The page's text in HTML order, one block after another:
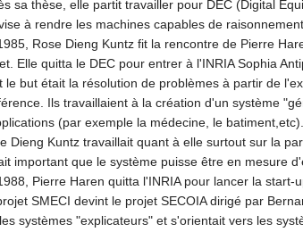
sa thèse, elle partit travailler pour DEC (Digital
à rendre les machines capables de
Rose Dieng Kuntz fit la rencontre de Pierre
Elle quitta le DEC pour entrer à l'INRIA Sophia
le but était la résolution de problèmes à partir de
Ils travaillaient à la création d'un système
(par exemple la médecine, le batiment,etc).
Dieng Kuntz travaillait quant à elle surtout sur la
important que le système puisse être en mesure
Pierre Haren quitta l'INRIA pour lancer la
SMECI devint le projet SECOIA dirigé par
systèmes "explicateurs" et s'orientait vers les